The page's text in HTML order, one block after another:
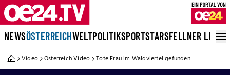
NEWSÖSTERREICHWELTPOLITIKSPORTSTARSFELLNER LIVE
Video Österreich Video Tote Frau im Waldviertel gefunden